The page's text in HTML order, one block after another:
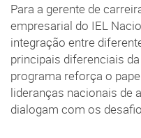
Para a gerente de
empresarial do IEL
integração entre
principais diferenciais
programa reforça o
lideranças nacionais de
dialogam com os